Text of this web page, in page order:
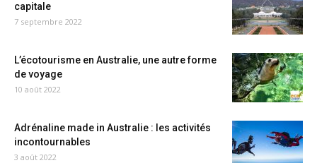
capitale
7 septembre 2022
L’écotourisme en Australie, une autre forme
de voyage
10 août 2022
Adrénaline made in Australie : les activités
incontournables
3 août 2022